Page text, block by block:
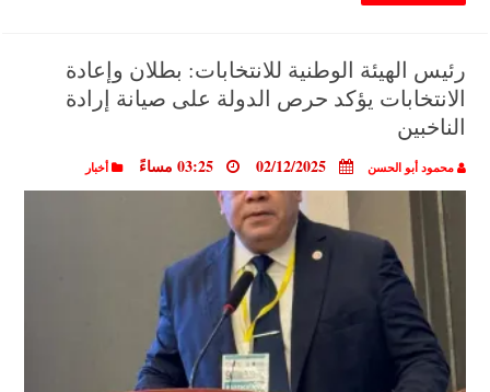
رئيس الهيئة الوطنية للانتخابات: بطلان وإعادة
الانتخابات يؤكد حرص الدولة على صيانة إرادة
الناخبين
محمود أبو الحسن 02/12/2025 03:25 مساءً أخبار